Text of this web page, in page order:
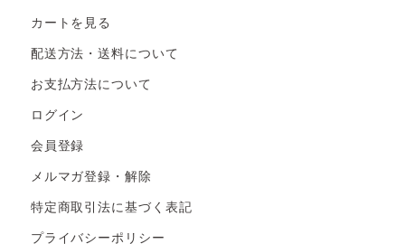
カートを見る
配送方法・送料について
お支払方法について
ログイン
会員登録
メルマガ登録・解除
特定商取引法に基づく表記
プライバシーポリシー